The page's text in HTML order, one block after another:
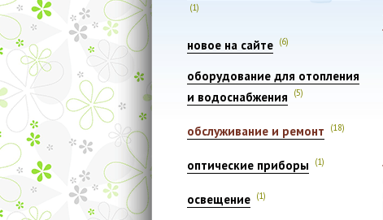
(1)
новое на сайте (6)
оборудование для отопления
и водоснабжения
(5)
обслуживание и ремонт (18)
оптические приборы (1)
освещение (1)